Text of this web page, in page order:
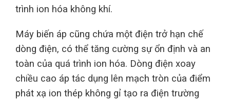
trình ion hóa không khí.
Máy biến áp cũng chứa một điện trở hạn chế
dòng điện, có thể tăng cường sự ổn định và an
toàn của quá trình ion hóa. Dòng điện xoay
chiều cao áp tác dụng lên mạch tròn của điểm
phát xạ ion thép không gỉ tạo ra điện trường